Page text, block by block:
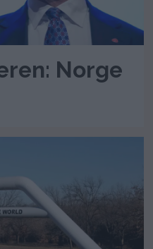
Norge